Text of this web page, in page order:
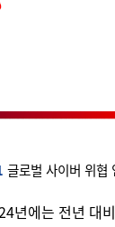
글로벌 사이버 위협
년에는 전년